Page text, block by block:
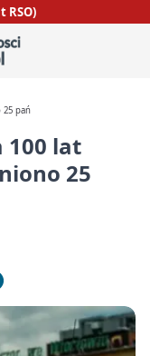
RSO)
25 pań
100 lat
25